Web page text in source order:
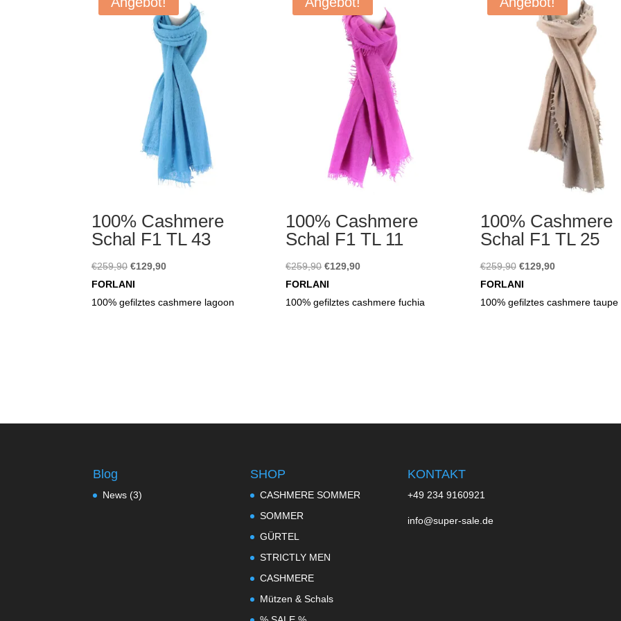
100% Cashmere
Schal F1 TL 43
€259,90 Ursprünglicher
Preis
war:
€129,90Aktueller
ist:
FORLANI
100% gefilztes cashmere lagoon
100% Cashmere
Schal F1 TL 11
€259,90 Ursprünglicher
Preis
war:
€129,90Aktueller
ist:
FORLANI
100% gefilztes cashmere fuchia
100% Cashmere
Schal F1 TL 25
€259,90 Ursprünglicher
Preis
war:
€129,90Aktueller
ist:
FORLANI
100% gefilztes cashmere taupe
Blog
News (3)
SHOP
CASHMERE SOMMER
SOMMER
GÜRTEL
STRICTLY MEN
CASHMERE
Mützen & Schals
KONTAKT
+49 234 9160921
info@super-sale.de